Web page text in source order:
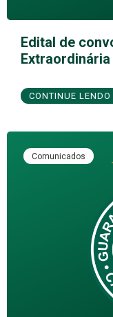
Edital de
CONTINUE
Comunicados